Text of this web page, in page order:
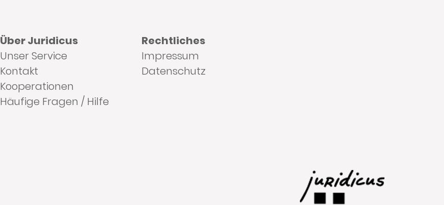
Über Juridicus
Unser Service
Kontakt
Kooperationen
Häufige Fragen / Hilfe
Rechtliches
Impressum
Datenschutz